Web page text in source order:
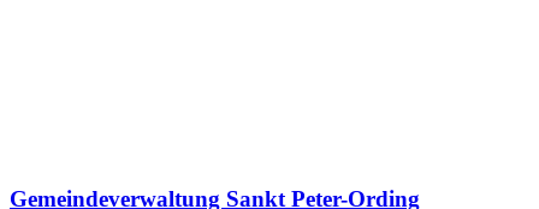
Gemeindeverwaltung Sankt Peter-Ording